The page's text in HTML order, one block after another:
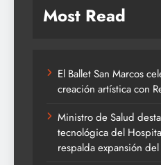
Most Read
El Ballet San Marcos
creación artística con
Ministro de Salud
tecnológica del
respalda expansión